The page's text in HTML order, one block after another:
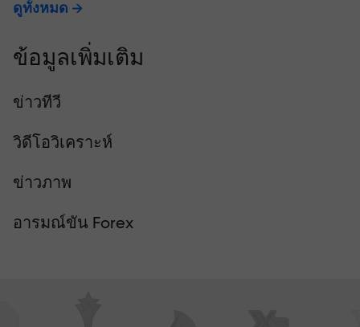
ดูทั้งหมด
ข้อมูลเพิ่มเติม
ข่าวทีวี
วิดีโอวิเคราะห์
ข่าวภาพ
อารมณ์ขัน Forex